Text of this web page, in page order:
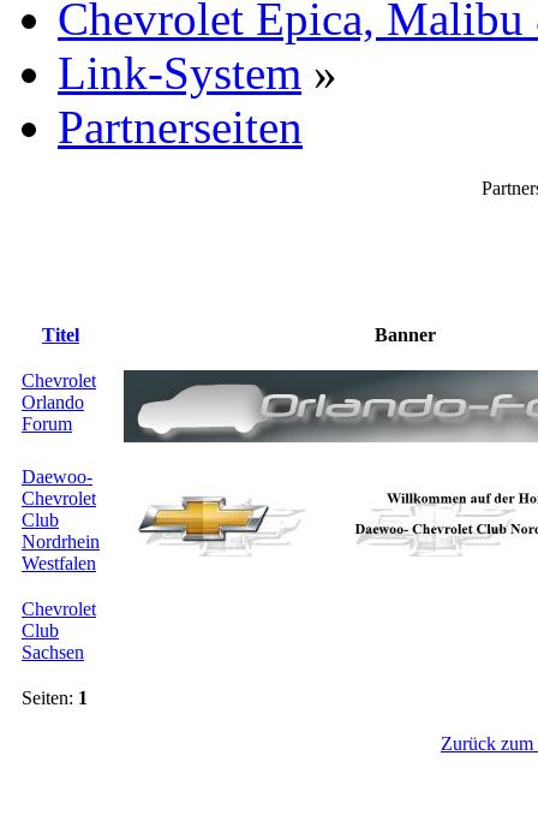
Chevrolet Epica,
Link-System »
Partnerseiten
Titel Banner
Chevrolet
Orlando
Forum
Daewoo-
Chevrolet
Club
Nordrhein
Westfalen
Chevrolet
Club
Sachsen
Seiten: 1
Zurück